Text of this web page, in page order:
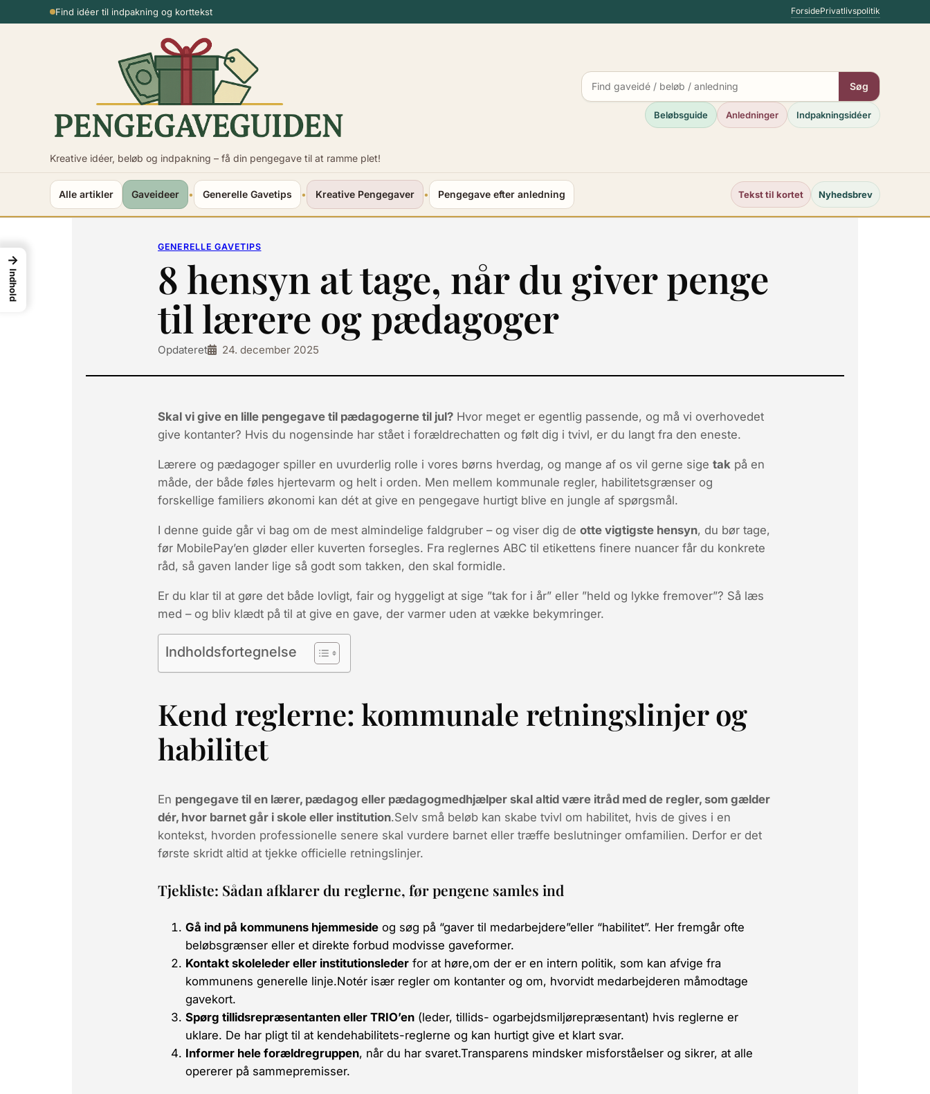
til
Usikker på beløbet? ForsidePrivatlivspolitik
Kreative idéer, beløb og indpakning – få din pengegave til at ramme plet!
Søg
Beløbsguide Anledninger Indpakningsidéer
Alle artikler Gaveideer • Generelle Gavetips • Kreative Pengegaver • Pengegave efter anledning Tekst til kortet Nyhedsbrev
GENERELLE GAVETIPS
8 hensyn at tage, når du giver penge
til lærere og pædagoger
Opdateret 24. december 2025
Skal vi give en lille pengegave til pædagogerne til jul? Hvor meget er egentlig passende, og må vi overhovedet
give kontanter? Hvis du nogensinde har stået i forældrechatten og følt dig i tvivl, er du langt fra den eneste.
Lærere og pædagoger spiller en uvurderlig rolle i vores børns hverdag, og mange af os vil gerne sige tak på en
måde, der både føles hjertevarm og helt i orden. Men mellem kommunale regler, habilitetsgrænser og
forskellige familiers økonomi kan dét at give en pengegave hurtigt blive en jungle af spørgsmål.
I denne guide går vi bag om de mest almindelige faldgruber – og viser dig de otte vigtigste hensyn, du bør tage,
før MobilePay’en gløder eller kuverten forsegles. Fra reglernes ABC til etikettens finere nuancer får du konkrete
råd, så gaven lander lige så godt som takken, den skal formidle.
Er du klar til at gøre det både lovligt, fair og hyggeligt at sige ”tak for i år” eller ”held og lykke fremover”? Så læs
med – og bliv klædt på til at give en gave, der varmer uden at vække bekymringer.
Indholdsfortegnelse
Kend reglerne: kommunale retningslinjer og
habilitet
En pengegave til en lærer, pædagog eller pædagogmedhjælper skal altid være itråd med de regler, som gælder
dér, hvor barnet går i skole eller institution.Selv små beløb kan skabe tvivl om habilitet, hvis de gives i en
kontekst, hvorden professionelle senere skal vurdere barnet eller træffe beslutninger omfamilien. Derfor er det
første skridt altid at tjekke officielle retningslinjer.
Tjekliste: Sådan afklarer du reglerne, før pengene samles ind
Gå ind på kommunens hjemmeside og søg på “gaver til medarbejdere”eller “habilitet”. Her fremgår ofte
beløbsgrænser eller et direkte forbud modvisse gaveformer.
Kontakt skoleleder eller institutionsleder for at høre,om der er en intern politik, som kan afvige fra
kommunens generelle linje.Notér især regler om kontanter og om, hvorvidt medarbejderen måmodtage
gavekort.
Spørg tillidsrepræsentanten eller TRIO’en (leder, tillids- ogarbejdsmiljørepræsentant) hvis reglerne er
uklare. De har pligt til at kendehabilitets-reglerne og kan hurtigt give et klart svar.
Informer hele forældregruppen, når du har svaret.Transparens mindsker misforståelser og sikrer, at alle
opererer på sammepremisser.
→
Indhold